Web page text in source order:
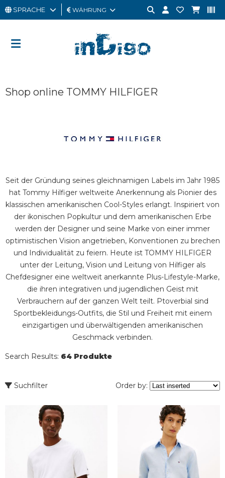
MANN
OUTLET
SPRACHE WÄHRUNG
Shop online TOMMY HILFIGER
Seit der Gründung seines gleichnamigen Labels im Jahr 1985
hat Tommy Hilfiger weltweite Anerkennung als Pionier des
klassischen amerikanischen Cool-Styles erlangt. Inspiriert von
der ikonischen Popkultur und dem amerikanischen Erbe
werden der Designer und seine Marke von einer immer
optimistischen Vision angetrieben, Konventionen zu brechen
und Individualität zu feiern. Heute ist TOMMY HILFIGER
unter der Leitung, Vision und Leitung von Hilfiger als
Chefdesigner eine weltweit anerkannte Plus-Lifestyle-Marke,
die ihren integrativen und jugendlichen Geist mit
Verbrauchern auf der ganzen Welt teilt. Ptoverbial sind
Sportbekleidungs-Outfits, die Stil und Freiheit mit einem
einzigartigen und überwältigenden amerikanischen
Geschmack verbinden.
Search Results: 64 Produkte
Suchfilter Order by: